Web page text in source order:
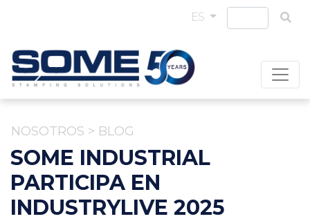
ES
NOSOTROS > BLOG
SOME INDUSTRIAL
PARTICIPA EN
INDUSTRYLIVE 2025